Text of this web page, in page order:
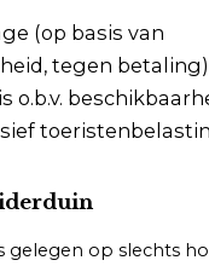
(op basis van
tegen betaling)
o.b.v.
gelegen op slechts